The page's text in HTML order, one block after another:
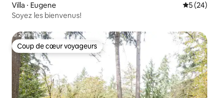
Villa ⋅ Eugene
5 (24)
Soyez les bienvenus!
Coup de cœur voyageurs
Coup de cœur voyageurs